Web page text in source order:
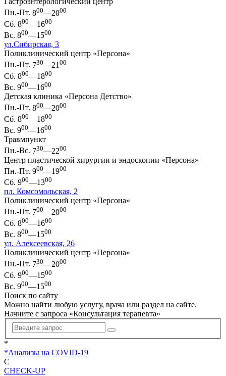
Пн.-Пт. 800—2000
Сб. 800—1600
Вс. 800—1500
ул.Сибирская, 3
Поликлинический центр «Персона»
Пн.-Пт. 730—21 00
Сб. 800—1800
Вс. 900—1600
Детская клиника «Персона Детство»
Пн.-Пт. 800—2000
Сб. 800—1800
Вс. 900—1600
Травмпункт
Пн.-Вс. 730—2200
Центр пластической хирургии и эндоскопии «Персона»
Пн.-Пт. 900—1900
Сб. 900—1300
пл. Комсомольская, 2
Поликлинический центр «Персона»
Пн.-Пт. 700—2000
Сб. 800—1600
Вс. 800—1500
ул. Алексеевская, 26
Поликлинический центр «Персона»
Пн.-Пт. 730—2000
Сб. 900—1500
Вс. 900—1500
Поиск по сайту
Можно найти любую услугу, врача или раздел на сайте.
Начните с запроса «Консультация терапевта»
*
*Анализы на COVID-19
C
CHECK-UP